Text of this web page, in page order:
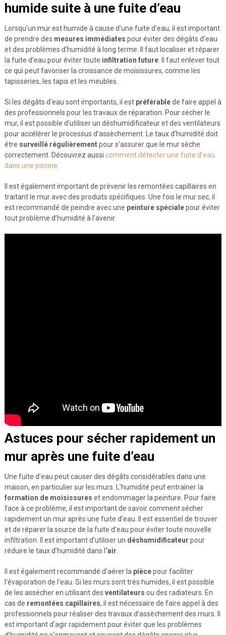
humide suite à une fuite d’eau
Lorsqu’un mur est humide à cause d’une fuite d’eau, il est important
de prendre des mesures immédiates pour éviter des dégâts d’eau
et des problèmes d’humidité à long terme. Il faut localiser et réparer
la fuite d’eau pour éviter toute infiltration future. Il faut enlever tout
ce qui peut favoriser la croissance de moisissures, comme les
tapisseries, les tapis et les meubles.
Si les dégâts d’eau sont importants, il est préférablede faire appel à
des professionnels pour les travaux de réparation. Pour sécher le
mur, il est possible d’utiliser un déshumidificateur et des ventilateurs
pour accélérer le processus d’assèchement. Le taux d’humidité doit
être surveillé régulièrementpour s’assurer que le mur sèche
correctement. Découvrez aussi comment détecter une fuite d’eau
dans une piscine
Il est également important de prévenir les remontées capillaires en
traitant le mur avec des produits spécifiques. Une fois le mur sec, il
est recommandé de peindre avec une peinture spécialepour éviter
tout problème d’humidité à l’avenir.
Astuces pour sécher rapidement un
mur après une fuite d’eau
Une fuite d’eau peut causer des dégâts considérables dans une
maison, en particulier sur les murs. L’humidité peut entraîner la
formation de moisissures et endommager la peinture. Pour faire
face à ce problème, il est important de savoir comment sécher
rapidement un mur après une fuite d’eau. Il est essentiel de trouver
et de réparer la source de la fuite d’eau pour éviter toute nouvelle
infiltration. Il est important d’utiliser un déshumidificateur pour
réduire le taux d’humidité dans l ‘air
Il est également recommandé d’aérer la piècepour faciliter
l’évaporation de l’eau. Si les murs sont très humides, il est possible
de les assécher en utilisant des ventilateurs ou des radiateurs. En
cas de remontées capillaires, il est nécessaire de faire appel à des
professionnels pour réaliser des travaux d’assèchement des murs. Il
est important d’agir rapidement pour éviter que les problèmes